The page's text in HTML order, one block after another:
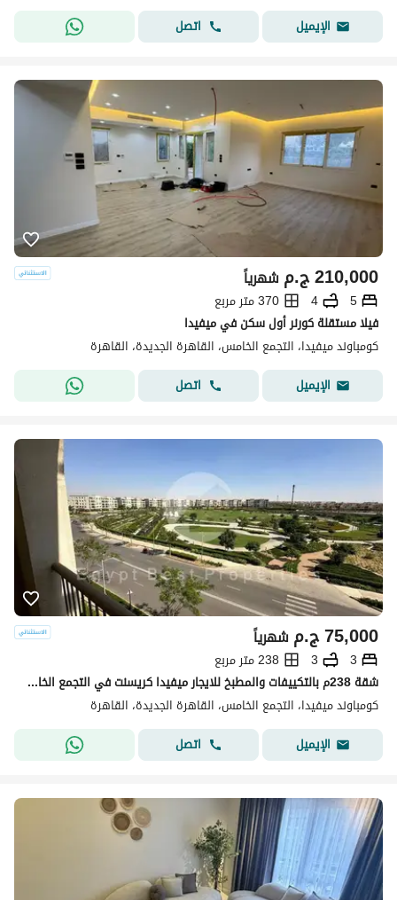
الإيميل
اتصل
ج.م210,000 شهرياً
5
4
370 متر مربع
فيلا مستقلة كورنر أول سكن في ميفيدا
كومباوند ميفيدا، التجمع الخامس، القاهرة الجديدة، القاهرة
الإيميل
اتصل
ج.م75,000 شهرياً
3
3
238 متر مربع
شقة 238م بالتكييفات والمطبخ للايجار ميفيدا كريسنت في التجمع الخامس Mivida
كومباوند ميفيدا، التجمع الخامس، القاهرة الجديدة، القاهرة
الإيميل
اتصل